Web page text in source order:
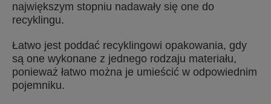
największym stopniu nadawały się one do
recyklingu.
Łatwo jest poddać recyklingowi opakowania, gdy
są one wykonane z jednego rodzaju materiału,
ponieważ łatwo można je umieścić w odpowiednim
pojemniku.